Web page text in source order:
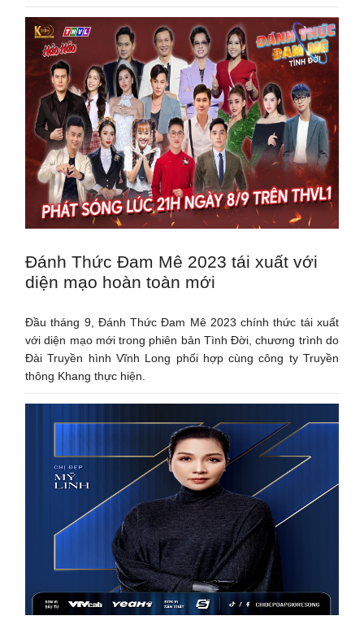
Đánh Thức Đam Mê 2023 tái xuất với
diện mạo hoàn toàn mới
Đầu tháng 9, Đánh Thức Đam Mê 2023 chính thức tái xuất
với diện mạo mới trong phiên bản Tình Đời, chương trình do
Đài Truyền hình Vĩnh Long phối hợp cùng công ty Truyền
thông Khang thực hiện.